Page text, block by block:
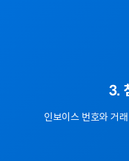
3.
인보이스 번호와 거